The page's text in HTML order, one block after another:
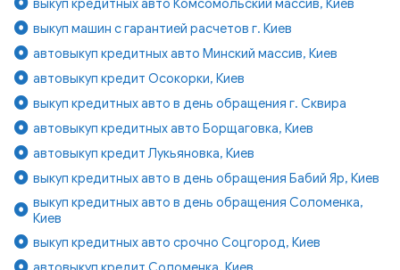
выкуп машин с гарантией расчетов г. Киев
автовыкуп кредитных авто Минский массив, Киев
автовыкуп кредит Осокорки, Киев
выкуп кредитных авто в день обращения г. Сквира
автовыкуп кредитных авто Борщаговка, Киев
автовыкуп кредит Лукьяновка, Киев
выкуп кредитных авто в день обращения Бабий Яр, Киев
выкуп кредитных авто в день обращения Соломенка,
Киев
выкуп кредитных авто срочно Соцгород, Киев